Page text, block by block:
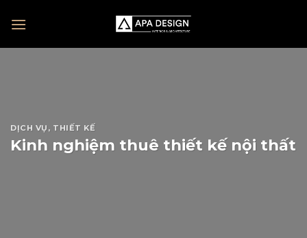
DỊCH VỤ , THIẾT KẾ
Kinh nghiệm thuê thiết kế nội thất